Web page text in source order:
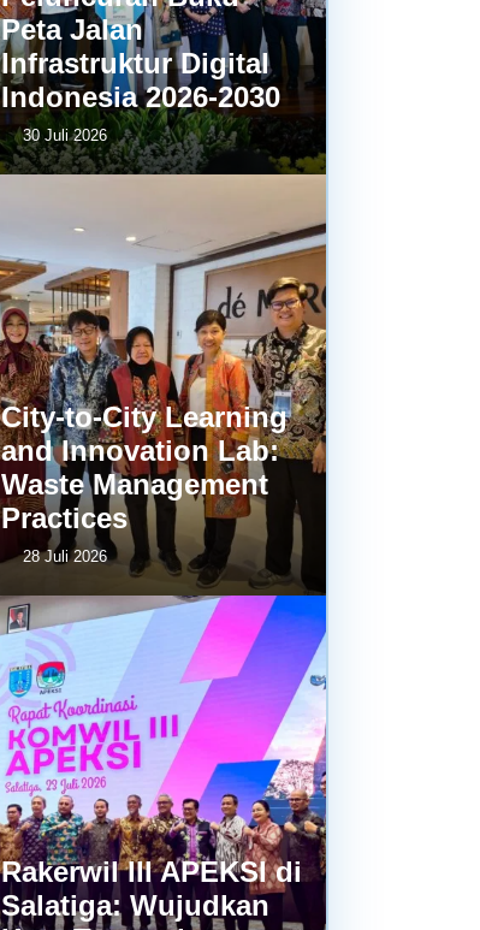
Peta Jalan
Infrastruktur Digital
Indonesia 2026-2030
30 Juli 2026
City-to-City Learning
and Innovation Lab:
Waste Management
Practices
28 Juli 2026
Rakerwil III APEKSI di
Salatiga: Wujudkan